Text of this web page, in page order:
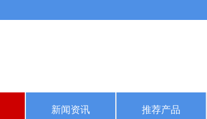
新闻资讯 推荐产品